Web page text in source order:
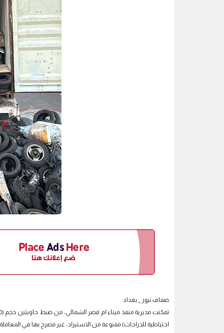
ضفاف نيوز _ بغداد
احتياطية للدراجات) ممنوعة من الاستيراد، غير مصرح بها في